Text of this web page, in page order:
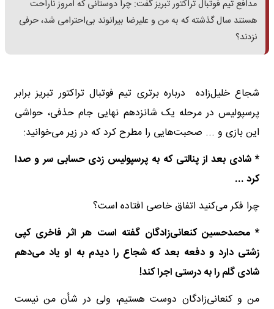
مدافع تیم فوتبال تراکتور تبریز گفت: چرا دوستانی که امروز ناراحت
هستند سال گذشته که به من و علیرضا بیرانوند بی‌احترامی شد، حرفی
نزدند؟
شجاع خلیل‌زاده درباره برتری تیم فوتبال تراکتور تبریز برابر
پرسپولیس در مرحله یک شانزدهم نهایی جام حذفی، حواشی
این بازی و ... صحبت‌هایی را مطرح کرد که در زیر می‌خوانید:
* شادی بعد از پنالتی که به پرسپولیس زدی حسابی سر و صدا
کرد ...
چرا فکر می‌کنید اتفاق خاصی افتاده است؟
* محمدحسین کنعانی‌زادگان گفته است هر اثر فاخری کپی
زشتی دارد و دفعه بعد که شجاع را دیدم به او یاد می‌دهم
شادی گلم را به درستی اجرا کند!
من و کنعانی‌زادگان دوست هستیم، ولی در شأن من نیست